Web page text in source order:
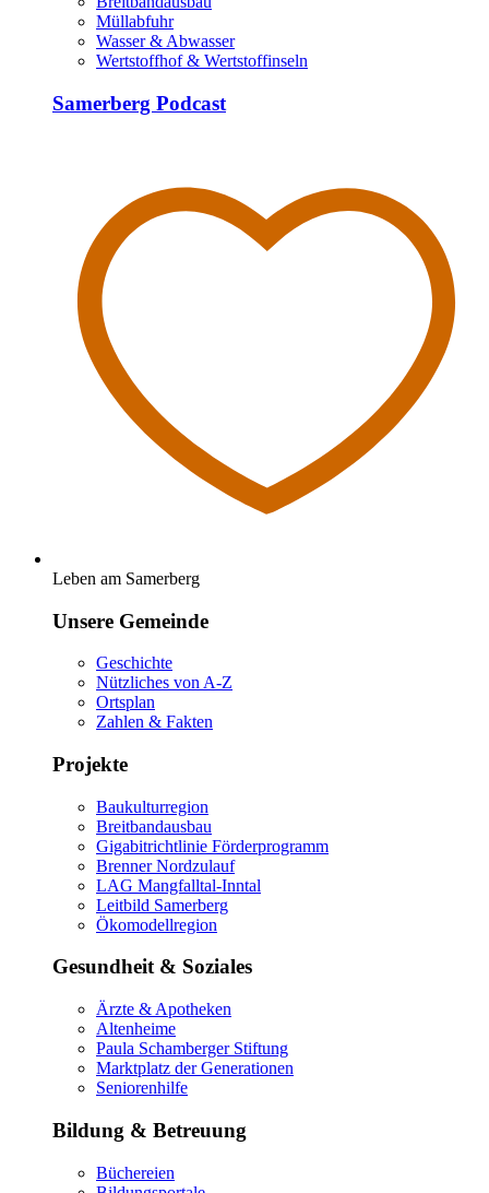
Müllabfuhr
Wasser & Abwasser
Wertstoffhof & Wertstoffinseln
Samerberg Podcast
Leben am Samerberg
Unsere Gemeinde
Geschichte
Nützliches von A-Z
Ortsplan
Zahlen & Fakten
Projekte
Baukulturregion
Breitbandausbau
Gigabitrichtlinie Förderprogramm
Brenner Nordzulauf
LAG Mangfalltal-Inntal
Leitbild Samerberg
Ökomodellregion
Gesundheit & Soziales
Ärzte & Apotheken
Altenheime
Paula Schamberger Stiftung
Marktplatz der Generationen
Seniorenhilfe
Bildung & Betreuung
Büchereien